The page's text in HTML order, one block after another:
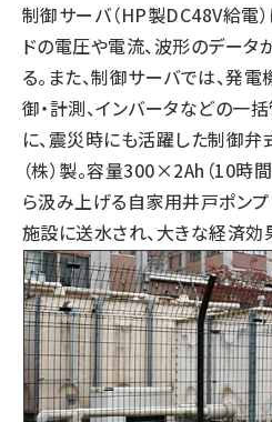
制御サーバ（HP製DC48V給電
ドの電圧や電流、波形のデー
る。また、制御サーバでは、発
御・計測、インバータなどの一
に、震災時にも活躍した制御
（株）製。容量300×2Ah（10時
ら汲み上げる自家用井戸ポンプ
施設に送水され、大きな経済効